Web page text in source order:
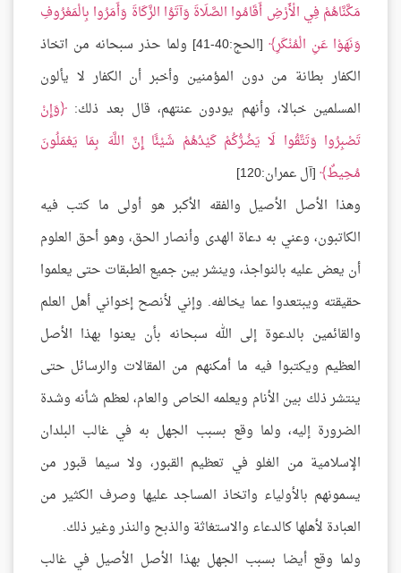
مَكَّنَّاهُمْ فِي الْأَرْضِ أَقَامُوا الصَّلَاةَ وَآتَوُا الزَّكَاةَ وَأَمَرُوا بِالْمَعْرُوفِ
وَنَهَوْا عَنِ الْمُنْكَرِ
[الحج:40-41] ولما حذر سبحانه من اتخاذ
الكفار بطانة من دون المؤمنين وأخبر أن الكفار لا يألون
المسلمين خبالا، وأنهم يودون عنتهم، قال بعد ذلك:
وَإِنْ
تَصْبِرُوا وَتَتَّقُوا لَا يَضُرُّكُمْ كَيْدُهُمْ شَيْئًا إِنَّ اللَّهَ بِمَا يَعْمَلُونَ
مُحِيطٌ [آل عمران:120]
وهذا الأصل الأصيل والفقه الأكبر هو أولى ما كتب فيه
الكاتبون، وعني به دعاة الهدى وأنصار الحق، وهو أحق العلوم
أن يعض عليه بالنواجذ، وينشر بين جميع الطبقات حتى يعلموا
حقيقته ويبتعدوا عما يخالفه. وإني لأنصح إخواني أهل العلم
والقائمين بالدعوة إلى الله سبحانه بأن يعنوا بهذا الأصل
العظيم ويكتبوا فيه ما أمكنهم من المقالات والرسائل حتى
ينتشر ذلك بين الأنام ويعلمه الخاص والعام، لعظم شأنه وشدة
الضرورة إليه، ولما وقع بسبب الجهل به في غالب البلدان
الإسلامية من الغلو في تعظيم القبور، ولا سيما قبور من
يسمونهم بالأولياء واتخاذ المساجد عليها وصرف الكثير من
العبادة لأهلها كالدعاء والاستغاثة والذبح والنذر وغير ذلك.
ولما وقع أيضا بسبب الجهل بهذا الأصل الأصيل في غالب